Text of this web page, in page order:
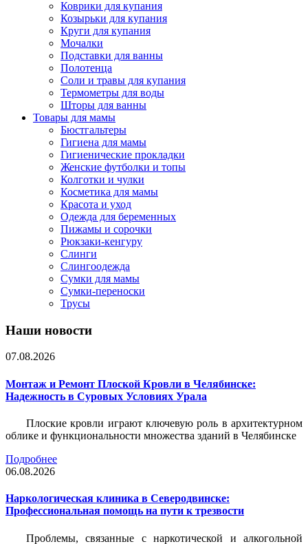
Коврики для купания
Козырьки для купания
Круги для купания
Мочалки
Подставки для ванны
Полотенца
Соли и травы для купания
Термометры для воды
Шторы для ванны
Товары для мамы
Бюстгальтеры
Гигиена для мамы
Гигиенические прокладки
Женские футболки и топы
Колготки и чулки
Косметика для мамы
Красота и уход
Одежда для беременных
Пижамы и сорочки
Рюкзаки-кенгуру
Слинги
Слингоодежда
Сумки для мамы
Сумки-переноски
Трусы
Наши новости
07.08.2026
Монтаж и Ремонт Плоской Кровли в Челябинске:
Надежность в Суровых Условиях Урала
Плоские кровли играют ключевую роль в архитектурном
облике и функциональности множества зданий в Челябинске
Подробнее
06.08.2026
Наркологическая клиника в Северодвинске:
Профессиональная помощь на пути к трезвости
Проблемы, связанные с наркотической и алкогольной